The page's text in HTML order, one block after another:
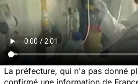
La préfecture, qui n'a pas donné
confirmé une information de